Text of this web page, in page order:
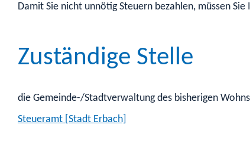
Damit Sie nicht unnötig Steuern bezahlen, müssen
Zuständige Stelle
die Gemeinde-/Stadtverwaltung des bisherigen
Steueramt [Stadt Erbach]